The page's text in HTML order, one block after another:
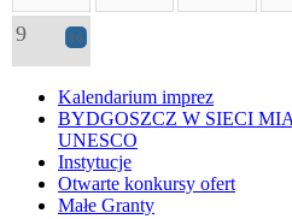
9 16
Kalendarium imprez
BYDGOSZCZ W SIECI
UNESCO
Instytucje
Otwarte konkursy ofert
Małe Granty